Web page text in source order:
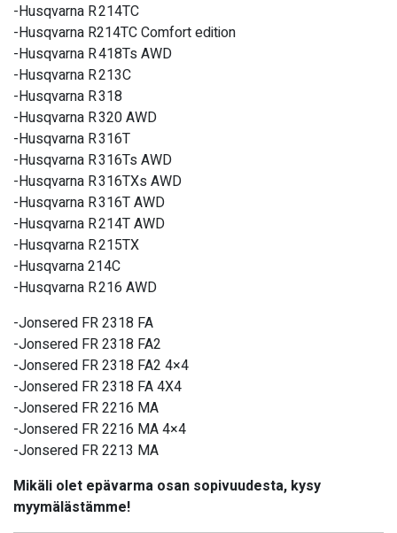
-Husqvarna R 214TC
-Husqvarna R214TC Comfort edition
-Husqvarna R 418Ts AWD
-Husqvarna R 213C
-Husqvarna R 318
-Husqvarna R 320 AWD
-Husqvarna R 316T
-Husqvarna R 316Ts AWD
-Husqvarna R 316TXs AWD
-Husqvarna R 316T AWD
-Husqvarna R 214T AWD
-Husqvarna R 215TX
-Husqvarna 214C
-Husqvarna R 216 AWD
-Jonsered FR 2318 FA
-Jonsered FR 2318 FA2
-Jonsered FR 2318 FA2 4×4
-Jonsered FR 2318 FA 4X4
-Jonsered FR 2216 MA
-Jonsered FR 2216 MA 4×4
-Jonsered FR 2213 MA
Mikäli olet epävarma osan sopivuudesta, kysy
myymälästämme!